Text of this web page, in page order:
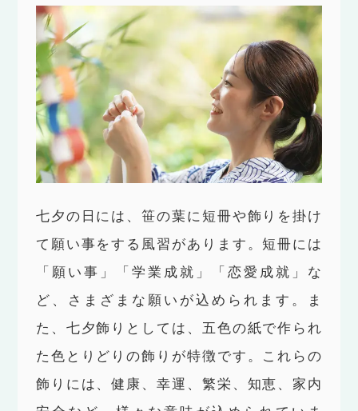
七夕の日には、笹の葉に短冊や飾りを掛け
て願い事をする風習があります。短冊には
「願い事」「学業成就」「恋愛成就」な
ど、さまざまな願いが込められます。ま
た、七夕飾りとしては、五色の紙で作られ
た色とりどりの飾りが特徴です。これらの
飾りには、健康、幸運、繁栄、知恵、家内